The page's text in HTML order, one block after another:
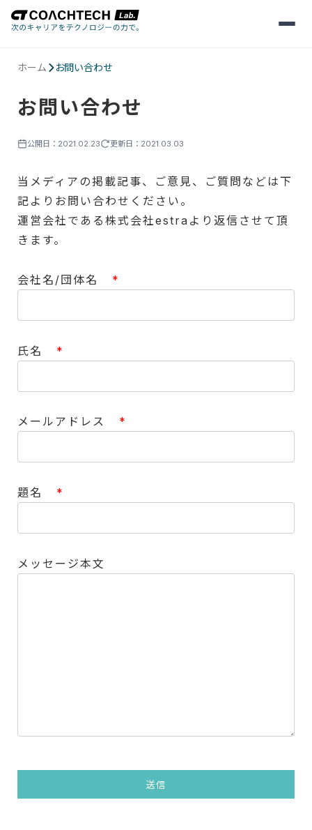
メ
ホーム お問い合わせ
お問い合わせ
公開日： 2021.02.23 更新日： 2021.03.03
当メディアの掲載記事、ご意見、ご質問などは下
記よりお問い合わせください。
運営会社である株式会社estraより返信させて頂
きます。
会社名/団体名 *
氏名 *
メールアドレス *
題名 *
メッセージ本文